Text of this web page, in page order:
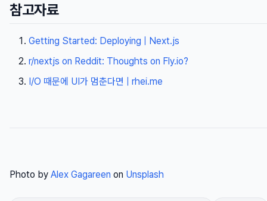
참고자료
Getting Started: Deploying | Next.js
r/nextjs on Reddit: Thoughts on Fly.io?
I/O 때문에 UI가 멈춘다면 | rhei.me
Photo by Alex Gagareen on Unsplash